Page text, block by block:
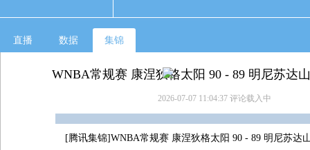
直播 数据 集锦
WNBA常规赛 康涅狄格太阳 90 - 89 明尼苏达
2026-07-07 11:04:37 评论载入中
[腾讯集锦]WNBA常规赛 康涅狄格太阳 90 - 89 明尼苏达